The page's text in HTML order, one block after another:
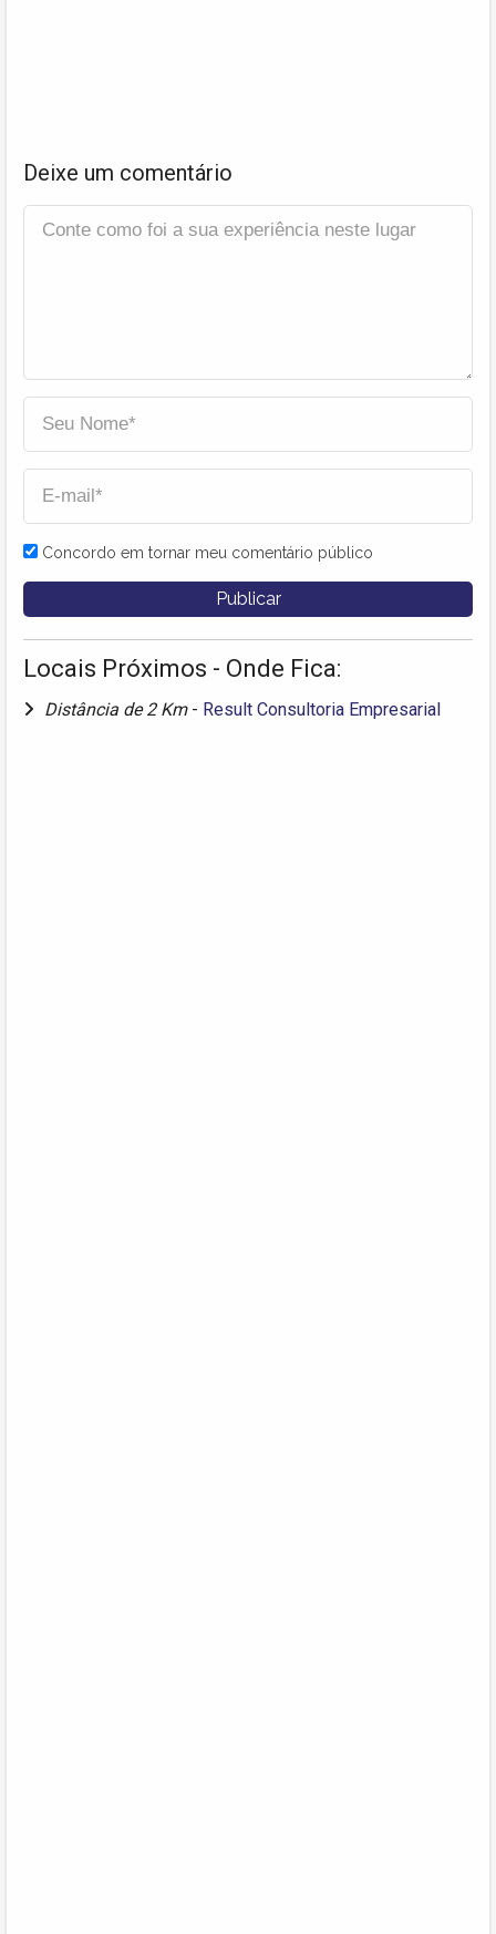
Deixe um comentário
Concordo em tornar meu comentário público
Locais Próximos - Onde Fica:
Distância de 2 Km - Result Consultoria Empresarial